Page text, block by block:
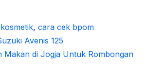
, cara cek bpom
Avenis 125
Makan di Jogja Untuk Rombongan